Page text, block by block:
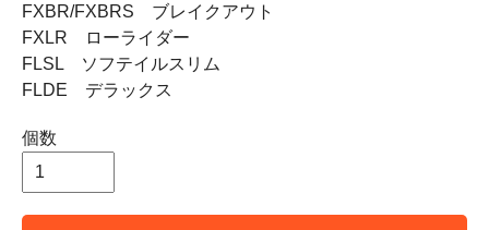
FXBR/FXBRS ブレイクアウト
FXLR ローライダー
FLSL ソフテイルスリム
FLDE デラックス
個数